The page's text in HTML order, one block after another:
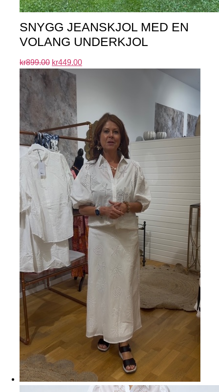
SNYGG JEANSKJOL MED EN
VOLANG UNDERKJOL
kr899.00 kr449.00